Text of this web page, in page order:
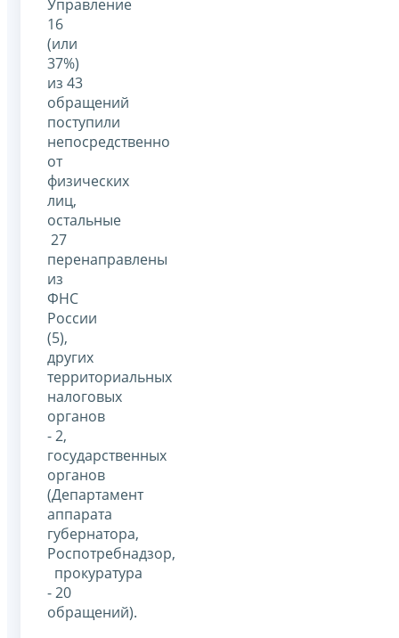
Управление
16
(или
37%)
из 43
обращений
поступили
непосредственно
от
физических
лиц,
остальные
27
перенаправлены
из
ФНС
России
(5),
других
территориальных
налоговых
органов
- 2,
государственных
органов
(Департамент
аппарата
губернатора,
Роспотребнадзор,
прокуратура
- 20
обращений).